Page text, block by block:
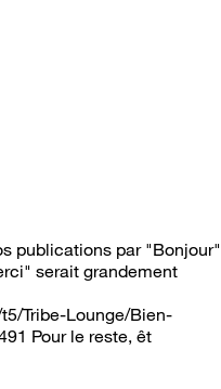
publications par "Bonjour"
serait grandement
Tribe-Lounge/Bien-
Pour le reste, êt